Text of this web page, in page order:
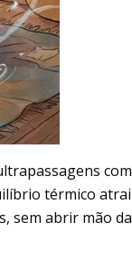
com
térmico atrai
sem abrir mão da